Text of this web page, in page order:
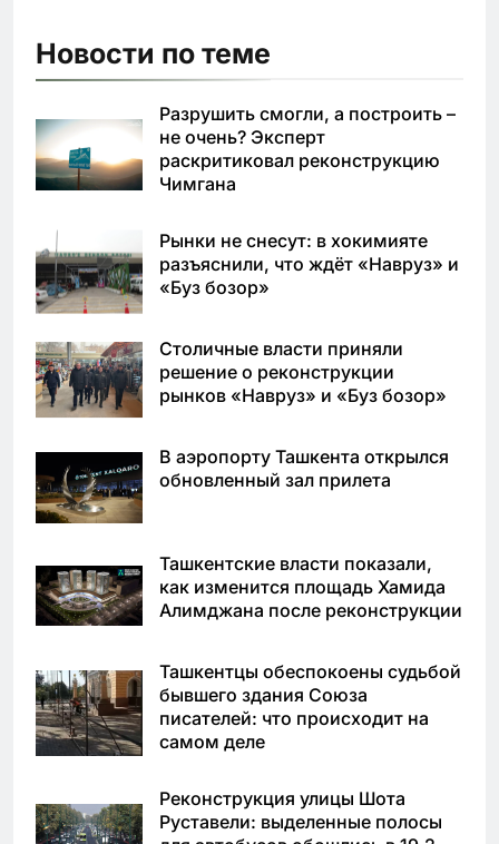
Новости по теме
Разрушить смогли, а построить –
не очень? Эксперт
раскритиковал реконструкцию
Чимгана
Рынки не снесут: в хокимияте
разъяснили, что ждёт «Навруз» и
«Буз бозор»
Столичные власти приняли
решение о реконструкции
рынков «Навруз» и «Буз бозор»
В аэропорту Ташкента открылся
обновленный зал прилета
Ташкентские власти показали,
как изменится площадь Хамида
Алимджана после реконструкции
Ташкентцы обеспокоены судьбой
бывшего здания Союза
писателей: что происходит на
самом деле
Реконструкция улицы Шота
Руставели: выделенные полосы